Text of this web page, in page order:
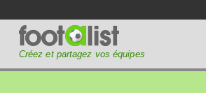
Créez et partagez vos équipes